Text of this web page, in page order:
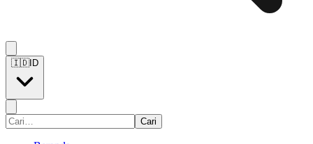
🇮🇩ID
Cari